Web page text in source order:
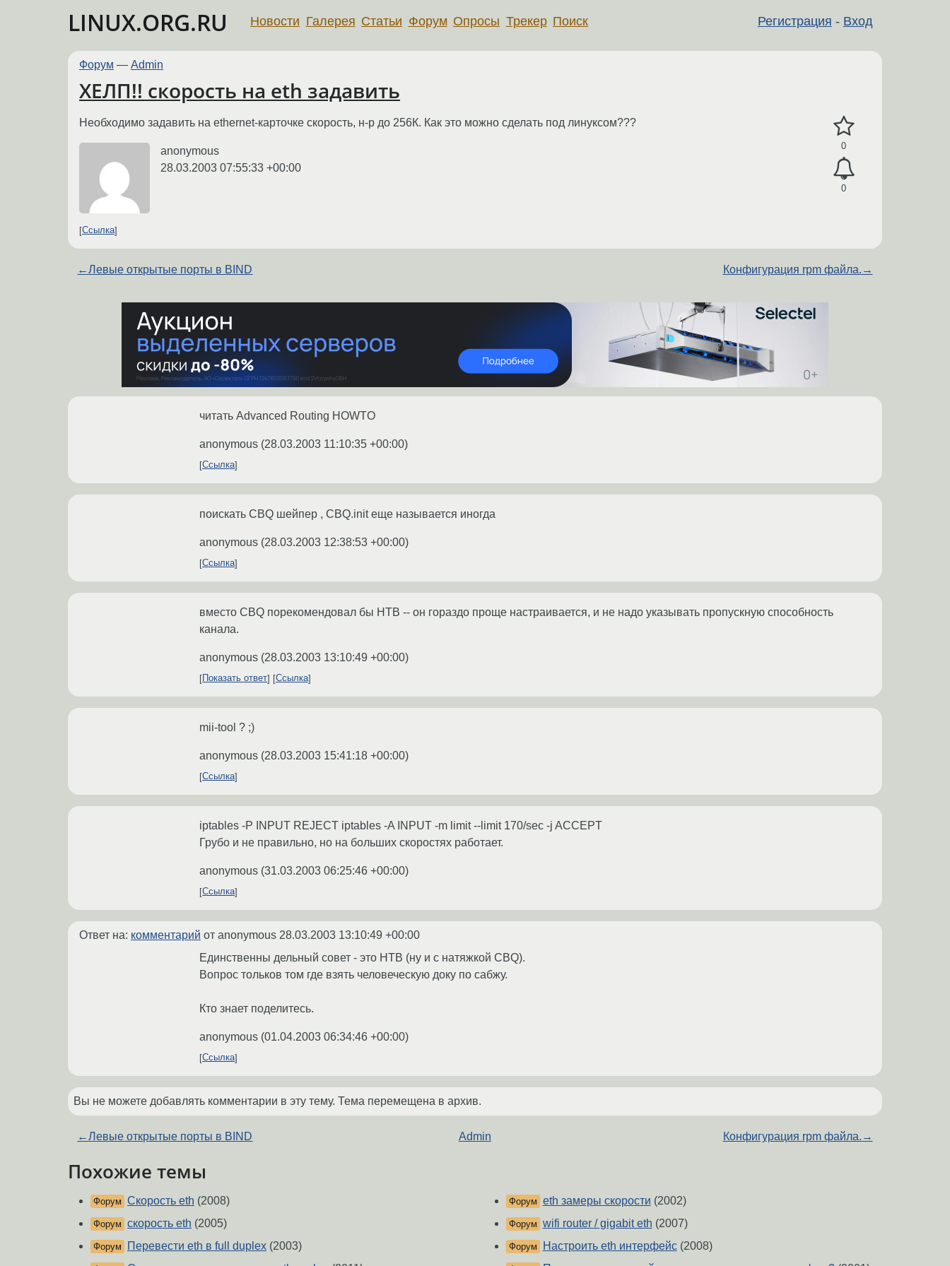
LINUX.ORG.RU Регистрация - Вход
Новости Галерея Статьи Форум Опросы Трекер Поиск
Форум — Admin
ХЕЛП!! скорость на eth задавить
0
0
Необходимо задавить на ethernet-карточке скорость, н-р до 256К. Как это можно сделать под линуксом???
anonymous
28.03.2003 07:55:33 +00:00
Ссылка
←Левые открытые порты в BIND Конфигурация rpm файла. →
читать Advanced Routing HOWTO
anonymous (28.03.2003 11:10:35 +00:00)
Ссылка
поискать CBQ шейпер , CBQ.init еще называется иногда
anonymous (28.03.2003 12:38:53 +00:00)
Ссылка
вместо CBQ порекомендовал бы HTB -- он гораздо проще настраивается, и не надо указывать пропускную способность
канала.
anonymous (28.03.2003 13:10:49 +00:00)
Показать ответ Ссылка
mii-tool ? ;)
anonymous (28.03.2003 15:41:18 +00:00)
Ссылка
iptables -P INPUT REJECT iptables -A INPUT -m limit --limit 170/sec -j ACCEPT
Грубо и не правильно, но на больших скоростях работает.
anonymous (31.03.2003 06:25:46 +00:00)
Ссылка
Ответ на: комментарий от anonymous 28.03.2003 13:10:49 +00:00
Единственны дельный совет - это HTB (ну и с натяжкой CBQ).
Вопрос тольков том где взять человеческую доку по сабжу.
Кто знает поделитесь.
anonymous (01.04.2003 06:34:46 +00:00)
Ссылка
Вы не можете добавлять комментарии в эту тему. Тема перемещена в архив.
←Левые открытые порты в BIND Admin Конфигурация rpm файла. →
Похожие темы
Форум Скорость eth (2008)
Форум скорость eth (2005)
Форум Перевести eth в full duplex (2003)
Форум eth замеры скорости (2002)
Форум wifi router / gigabit eth (2007)
Форум Настроить eth интерфейс(2008)